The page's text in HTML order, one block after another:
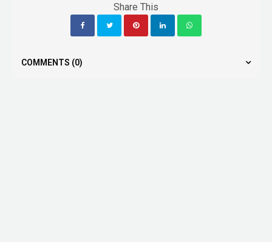
Share This
COMMENTS (0)